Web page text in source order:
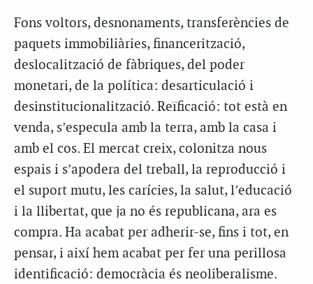
Fons voltors, desnonaments, transferències de
paquets immobiliàries, financerització,
deslocalització de fàbriques, del poder
monetari, de la política: desarticulació i
desinstitucionalització. Reïficació: tot està en
venda, s’especula amb la terra, amb la casa i
amb el cos. El mercat creix, colonitza nous
espais i s’apodera del treball, la reproducció i
el suport mutu, les carícies, la salut, l’educació
i la llibertat, que ja no és republicana, ara es
compra. Ha acabat per adherir-se, fins i tot, en
pensar, i així hem acabat per fer una perillosa
identificació: democràcia és neoliberalisme.